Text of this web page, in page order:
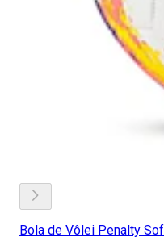
Bola de Vôlei Penalty